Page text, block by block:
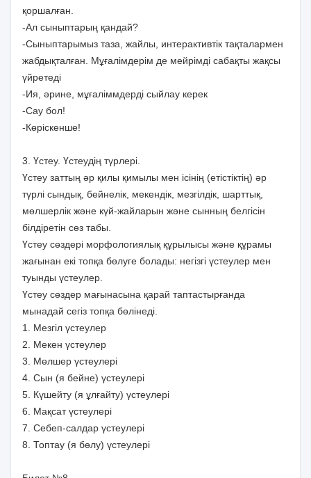
қоршалған.
-Ал сыныптарың қандай?
-Сыныптарымыз таза, жайлы, интерактивтік тақталармен
жабдықталған. Мұғалімдерім де мейрімді сабақты жақсы
үйретеді
-Ия, әрине, мұғаліммдерді сыйлау керек
-Сау бол!
-Көріскенше!
3. Үстеу. Үстеудің түрлері.
Үстеу заттың әр қилы қимылы мен ісінің (етістіктің) әр
түрлі сындық, бейнелік, мекендік, мезгілдік, шарттық,
мөлшерлік және күй-жайларын және сынның белгісін
білдіретін сөз табы.
Үстеу сөздері морфологиялық құрылысы және құрамы
жағынан екі топқа бөлуге болады: негізгі үстеулер мен
туынды үстеулер.
Үстеу сөздер мағынасына қарай таптастырғанда
мынадай сегіз топқа бөлінеді.
1. Мезгіл үстеулер
2. Мекен үстеулер
3. Мөлшер үстеулері
4. Сын (я бейне) үстеулері
5. Күшейту (я ұлғайту) үстеулері
6. Мақсат үстеулері
7. Себеп-салдар үстеулері
8. Топтау (я бөлу) үстеулері